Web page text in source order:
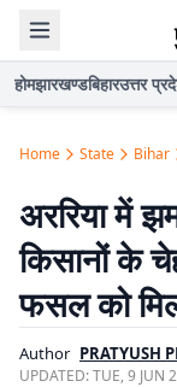
होमझारखण्डबिहारउत्तर
Home State Bihar
अररिया में
किसानों के
फसल को
Author PRATYUSH
UPDATED:TUE, 9 JUN